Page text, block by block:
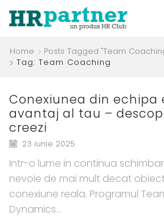
Home
Posts Tagged "Team
Tag: Team Coaching
Conexiunea din echipa
avantaj al tau –
creezi
23 iunie 2025
Intr-o lume in continua
nevoie de mai mult decat
conexiune reala. Programul
Dynamics...